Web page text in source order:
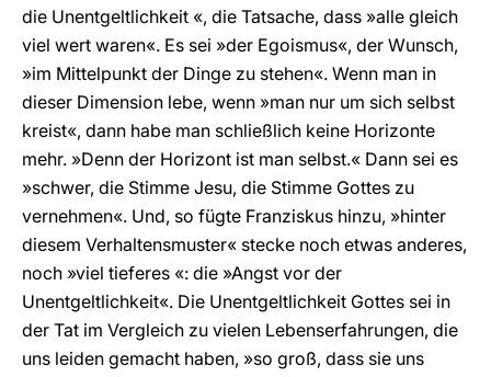
die Unentgeltlichkeit «, die Tatsache, dass »alle gleich
viel wert waren«. Es sei »der Egoismus«, der Wunsch,
»im Mittelpunkt der Dinge zu stehen«. Wenn man in
dieser Dimension lebe, wenn »man nur um sich selbst
kreist«, dann habe man schließlich keine Horizonte
mehr. »Denn der Horizont ist man selbst.« Dann sei es
»schwer, die Stimme Jesu, die Stimme Gottes zu
vernehmen«. Und, so fügte Franziskus hinzu, »hinter
diesem Verhaltensmuster« stecke noch etwas anderes,
noch »viel tieferes «: die »Angst vor der
Unentgeltlichkeit«. Die Unentgeltlichkeit Gottes sei in
der Tat im Vergleich zu vielen Lebenserfahrungen, die
uns leiden gemacht haben, »so groß, dass sie uns